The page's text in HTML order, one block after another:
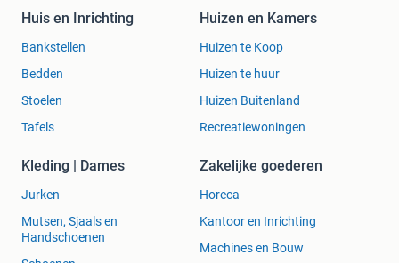
Huis en Inrichting
Bankstellen
Bedden
Stoelen
Tafels
Huizen en Kamers
Huizen te Koop
Huizen te huur
Huizen Buitenland
Recreatiewoningen
Kleding | Dames
Jurken
Mutsen, Sjaals en
Handschoenen
Zakelijke goederen
Horeca
Kantoor en Inrichting
Machines en Bouw